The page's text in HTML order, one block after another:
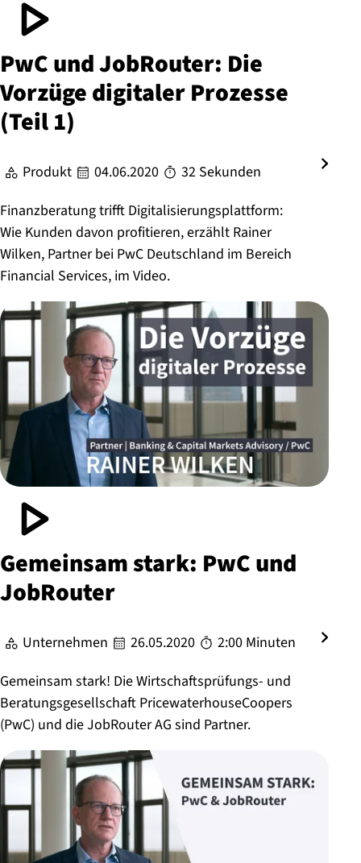
PwC und JobRouter: Die
Vorzüge digitaler Prozesse
(Teil 1)
Produkt 04.06.2020
32 Sekunden
Finanzberatung trifft Digitalisierungsplattform:
Wie Kunden davon profitieren, erzählt Rainer
Wilken, Partner bei PwC Deutschland im Bereich
Financial Services, im Video.
Gemeinsam stark: PwC und
JobRouter
Unternehmen 26.05.2020
2:00 Minuten
Gemeinsam stark! Die Wirtschaftsprüfungs- und
Beratungsgesellschaft PricewaterhouseCoopers
(PwC) und die JobRouter AG sind Partner.